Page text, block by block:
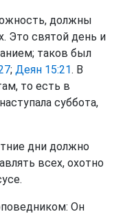
должны
Это святой день и
таков был
; Деян 15:21. В
то есть в
суббота,
дни должно
всех, охотно
Он